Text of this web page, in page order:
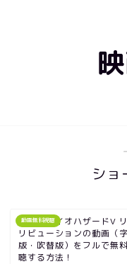
ショ
動画無料視聴
映画｜バイオハザードV
リビューションの動画（
版・吹替版）をフルで無
聴する方法！